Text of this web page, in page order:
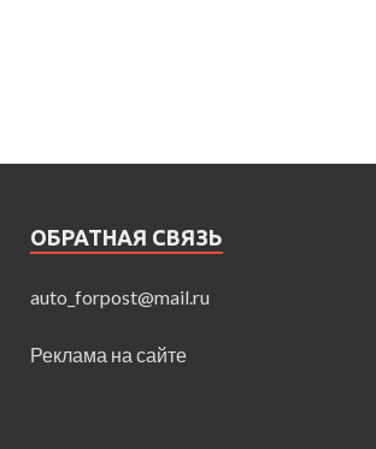
ОБРАТНАЯ СВЯЗЬ
auto_forpost@mail.ru
Реклама на сайте